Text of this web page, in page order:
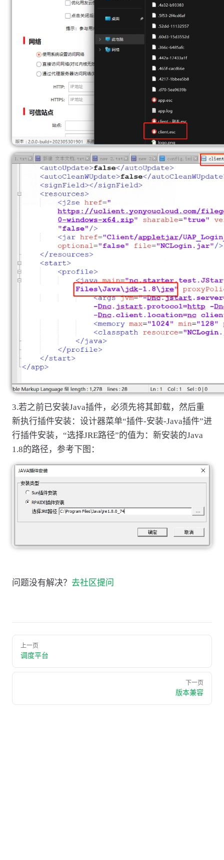
3.若之前已安装Java插件，必须先将其卸载，然后重
新执行插件安装：设计器菜单“插件-安装-Java插件”进
行插件安装，“选择JRE路径”的值为：新安装的Java
1.8的路径，参考下图：
问题没有解决？ 去社区提问
上一页
调度平台
下一页
版本兼容